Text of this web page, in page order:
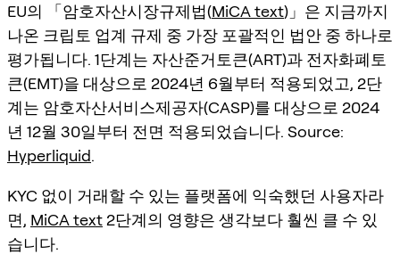
EU의 「암호자산시장규제법(MiCA text)」은 지금까지
나온 크립토 업계 규제 중 가장 포괄적인 법안 중 하나로
평가됩니다. 1단계는 자산준거토큰(ART)과 전자화폐토
큰(EMT)을 대상으로 2024년 6월부터 적용되었고, 2단
계는 암호자산서비스제공자(CASP)를 대상으로 2024
년 12월 30일부터 전면 적용되었습니다. Source:
Hyperliquid.
KYC 없이 거래할 수 있는 플랫폼에 익숙했던 사용자라
면, MiCA text 2단계의 영향은 생각보다 훨씬 클 수 있
습니다.